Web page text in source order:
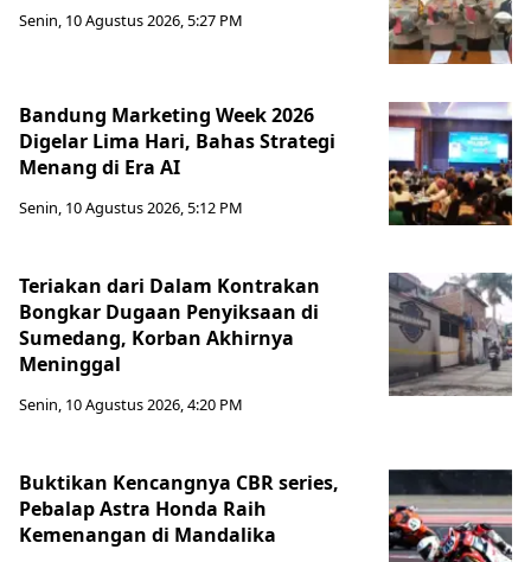
Senin, 10 Agustus 2026, 5:27 PM
Bandung Marketing Week 2026
Digelar Lima Hari, Bahas Strategi
Menang di Era AI
Senin, 10 Agustus 2026, 5:12 PM
Teriakan dari Dalam Kontrakan
Bongkar Dugaan Penyiksaan di
Sumedang, Korban Akhirnya
Meninggal
Senin, 10 Agustus 2026, 4:20 PM
Buktikan Kencangnya CBR series,
Pebalap Astra Honda Raih
Kemenangan di Mandalika